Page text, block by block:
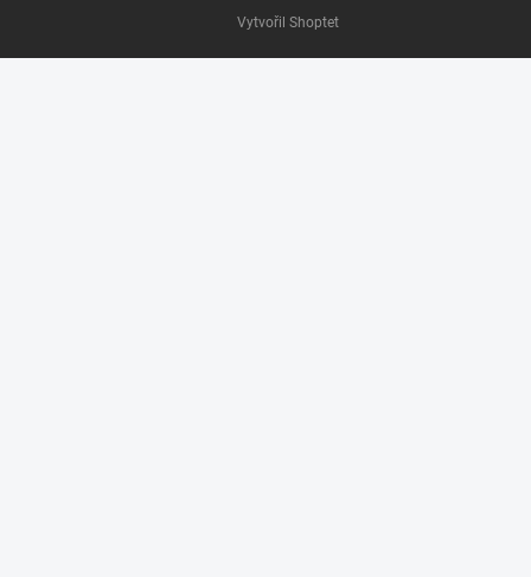
Vytvořil Shoptet